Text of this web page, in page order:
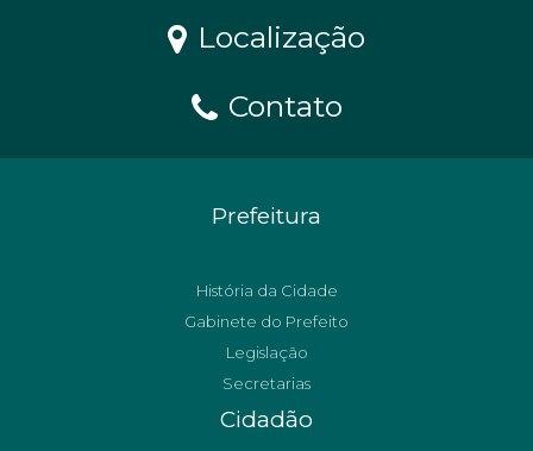
Localização
Contato
Prefeitura
História da Cidade
Gabinete do Prefeito
Legislação
Secretarias
Cidadão